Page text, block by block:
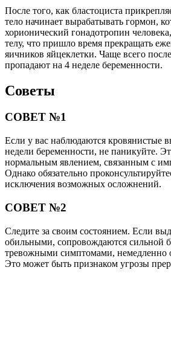
После того, как бластоциста
тело начинает вырабатывать гормон,
хорионический гонадотропин
телу, что пришло время прекращать
яичников яйцеклетки. Чаще всего
пропадают на 4 неделе беременности.
Советы
СОВЕТ №1
Если у вас наблюдаются кровянистые
недели беременности, не паникуйте.
нормальным явлением, связанным с
Однако обязательно
исключения возможных осложнений.
СОВЕТ №2
Следите за своим состоянием. Если
обильными, сопровождаются сильной
тревожными симптомами, немедленно
Это может быть признаком угрозы